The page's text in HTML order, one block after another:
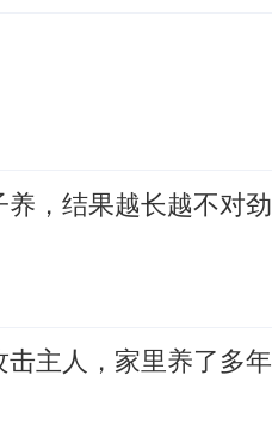
，结果越长越不对劲
主人，家里养了多年